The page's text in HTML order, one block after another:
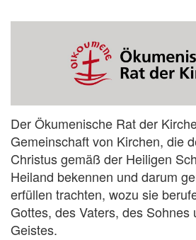
Der Ökumenische Rat der
Gemeinschaft von Kirchen, die
Christus gemäß der Heiligen
Heiland bekennen und darum
erfüllen trachten, wozu sie
Gottes, des Vaters, des Sohnes
Geistes.